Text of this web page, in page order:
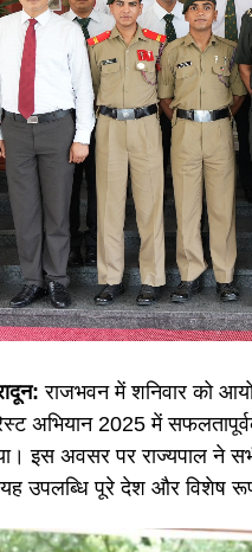
राजभवन में शनिवार को
अभियान 2025 में
इस अवसर पर राज्यपाल ने
उपलब्धि पूरे देश और विशेष